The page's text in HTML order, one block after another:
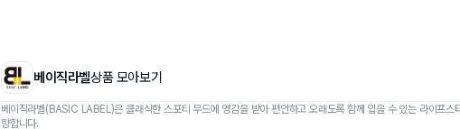
베이직라벨상품 모아보기
베이직라벨(BASIC LABEL)은 클래식한 스포티 무드에 영감을 받아 편안하고 오래도록 함께 입을 수 있는 라이프스
향합니다.